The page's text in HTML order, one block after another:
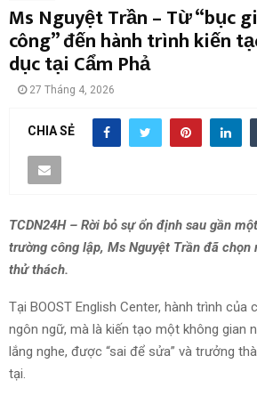
Ms Nguyệt Trần – Từ “bục
công” đến hành trình kiến
dục tại Cẩm Phả
27 Tháng 4, 2026
CHIA SẺ
TCDN24H – Rời bỏ sự ổn định sau gần
trường công lập, Ms Nguyệt Trần đã
thử thách.
Tại BOOST English Center, hành trình của
ngôn ngữ, mà là kiến tạo một không gian
lắng nghe, được “sai để sửa” và trưởng
tại.